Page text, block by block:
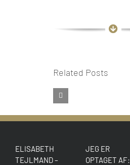
Related Posts
ELISABETH
TEJLMAND –
JEG ER
OPTAGET AF: